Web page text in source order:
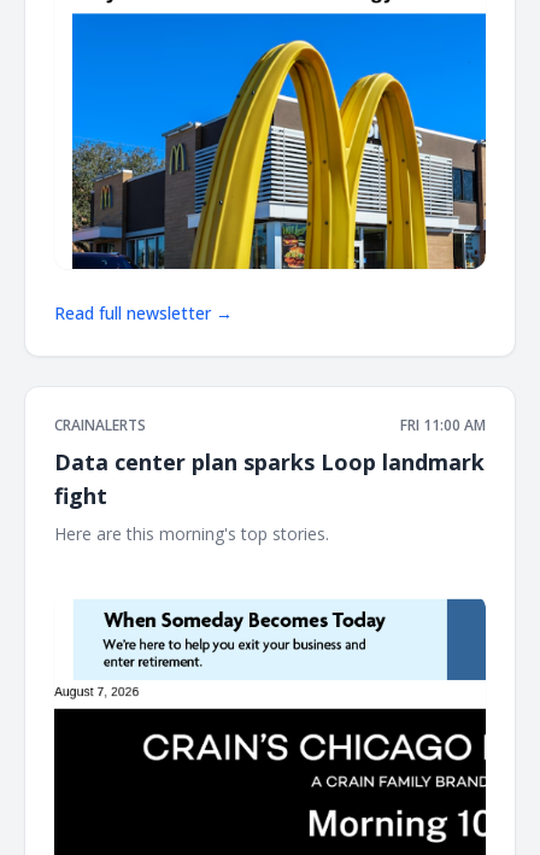
Read full newsletter →
CRAINALERTS FRI 11:00 AM
Data center plan sparks Loop landmark
fight
Here are this morning's top stories. ͏ ‌ ͏ ‌ ͏ ‌ ͏ ‌ ͏ ‌ ͏ ‌ ͏ ‌ ͏ ‌ ͏ ‌ ͏ ‌ ͏ ‌ ͏ ‌ ͏ ‌ ͏ ‌ ͏ ‌ ͏ ‌